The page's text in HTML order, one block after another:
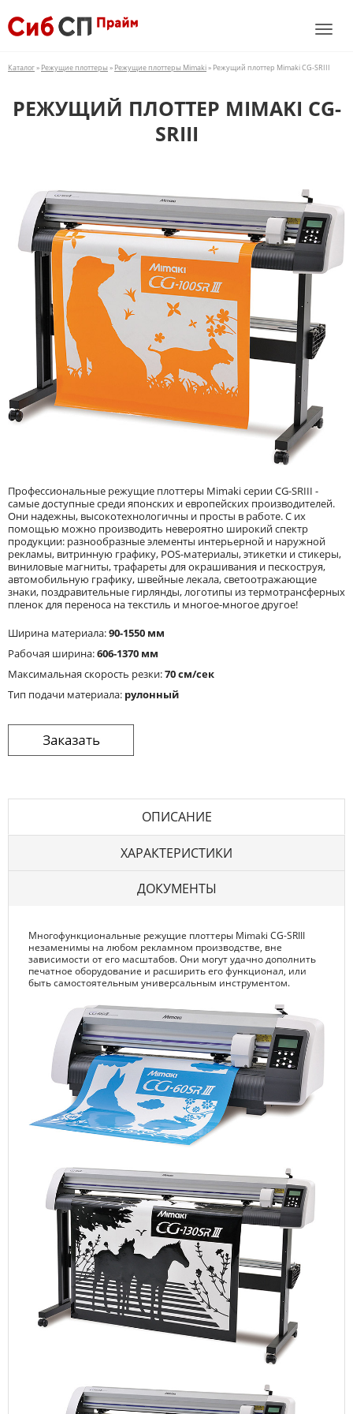
Каталог» Режущие плоттеры » Режущие плоттеры Mimaki» Режущий плоттер Mimaki CG-SRIII
РЕЖУЩИЙ ПЛОТТЕР MIMAKI CG-
SRIII
Профессиональные режущие плоттеры Mimaki серии CG-SRIII -
самые доступные среди японских и европейских производителей.
Они надежны, высокотехнологичны и просты в работе. С их
помощью можно производить невероятно широкий спектр
продукции: разнообразные элементы интерьерной и наружной
рекламы, витринную графику, POS-материалы, этикетки и стикеры,
виниловые магниты, трафареты для окрашивания и пескоструя,
автомобильную графику, швейные лекала, светоотражающие
знаки, поздравительные гирлянды, логотипы из термотрансферных
пленок для переноса на текстиль и многое-многое другое!
Ширина материала:90-1550 мм
Рабочая ширина:606-1370 мм
Максимальная скорость резки:70 см/сек
Тип подачи материала: рулонный
ОПИСАНИЕ
ХАРАКТЕРИСТИКИ
ДОКУМЕНТЫ
Многофункциональные режущие плоттеры Mimaki CG-SRIII
незаменимы на любом рекламном производстве, вне
зависимости от его масштабов. Они могут удачно дополнить
печатное оборудование и расширить его функционал, или
быть самостоятельным универсальным инструментом.